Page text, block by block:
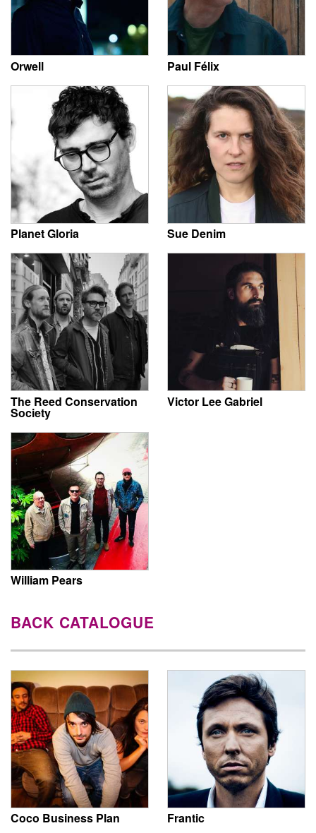
Orwell Paul Félix
Planet Gloria Sue Denim
The Reed Conservation
Society
Victor Lee Gabriel
William Pears
BACK CATALOGUE
Coco Business Plan Frantic